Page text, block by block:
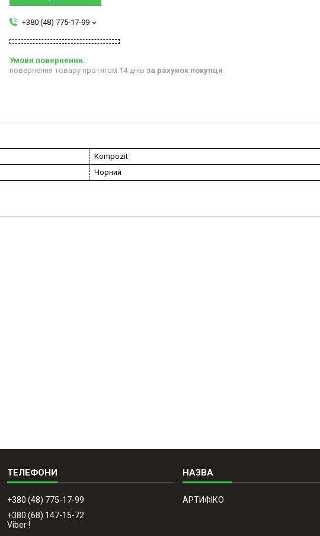
+380 (48) 775-17-99
повернення товару протягом 14 днів за рахунок покупця
Kompozit
Чорний
+380 (48) 775-17-99
+380 (68) 147-15-72
Viber !
АРТИФІКО